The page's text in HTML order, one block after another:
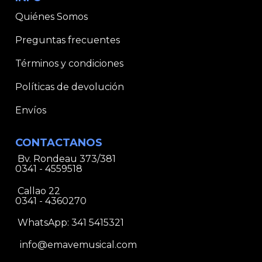
Quiénes Somos
Preguntas frecuentes
Términos y condiciones
Políticas de devolución
Envíos
CONTACTANOS
Bv. Rondeau 373/381
0341 - 4559518
Callao 22
0341 - 4360270
WhatsApp: 341 5415321
info@emavemusical.com